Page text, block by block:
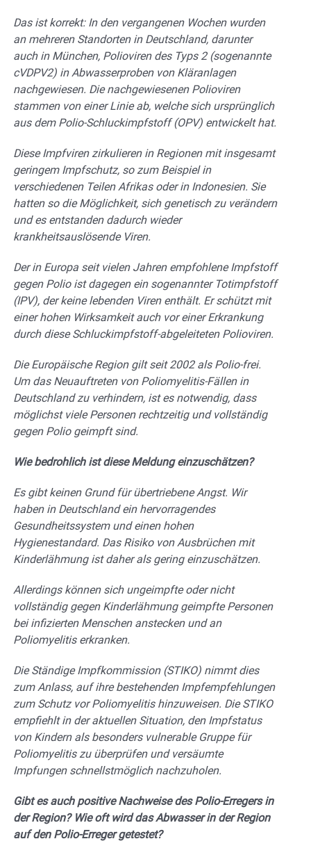
Das ist korrekt: In den vergangenen Wochen wurden
an mehreren Standorten in Deutschland, darunter
auch in München, Polioviren des Typs 2 (sogenannte
cVDPV2) in Abwasserproben von Kläranlagen
nachgewiesen. Die nachgewiesenen Polioviren
stammen von einer Linie ab, welche sich ursprünglich
aus dem Polio-Schluckimpfstoff (OPV) entwickelt hat.
Diese Impfviren zirkulieren in Regionen mit insgesamt
geringem Impfschutz, so zum Beispiel in
verschiedenen Teilen Afrikas oder in Indonesien. Sie
hatten so die Möglichkeit, sich genetisch zu verändern
und es entstanden dadurch wieder
krankheitsauslösende Viren.
Der in Europa seit vielen Jahren empfohlene Impfstoff
gegen Polio ist dagegen ein sogenannter Totimpfstoff
(IPV), der keine lebenden Viren enthält. Er schützt mit
einer hohen Wirksamkeit auch vor einer Erkrankung
durch diese Schluckimpfstoff-abgeleiteten Polioviren.
Die Europäische Region gilt seit 2002 als Polio-frei.
Um das Neuauftreten von Poliomyelitis-Fällen in
Deutschland zu verhindern, ist es notwendig, dass
möglichst viele Personen rechtzeitig und vollständig
gegen Polio geimpft sind.
Wie bedrohlich ist diese Meldung einzuschätzen?
Es gibt keinen Grund für übertriebene Angst. Wir
haben in Deutschland ein hervorragendes
Gesundheitssystem und einen hohen
Hygienestandard. Das Risiko von Ausbrüchen mit
Kinderlähmung ist daher als gering einzuschätzen.
Allerdings können sich ungeimpfte oder nicht
vollständig gegen Kinderlähmung geimpfte Personen
bei infizierten Menschen anstecken und an
Poliomyelitis erkranken.
Die Ständige Impfkommission (STIKO) nimmt dies
zum Anlass, auf ihre bestehenden Impfempfehlungen
zum Schutz vor Poliomyelitis hinzuweisen. Die STIKO
empfiehlt in der aktuellen Situation, den Impfstatus
von Kindern als besonders vulnerable Gruppe für
Poliomyelitis zu überprüfen und versäumte
Impfungen schnellstmöglich nachzuholen.
Gibt es auch positive Nachweise des Polio-Erregers in
der Region? Wie oft wird das Abwasser in der Region
auf den Polio-Erreger getestet?